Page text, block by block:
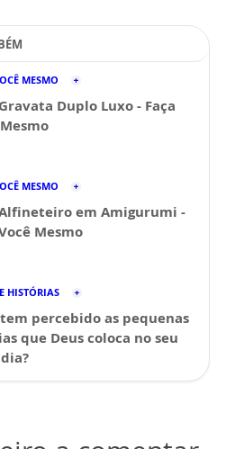
MESMO
Duplo Luxo - Faça
MESMO
em Amigurumi -
Mesmo
HISTÓRIAS
percebido as pequenas
que Deus coloca no seu